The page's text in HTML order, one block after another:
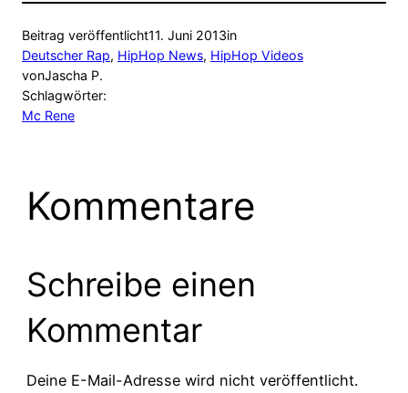
Beitrag veröffentlicht11. Juni 2013in
Deutscher Rap, HipHop News, HipHop Videos
vonJascha P.
Schlagwörter:
Mc Rene
Kommentare
Schreibe einen
Kommentar
Deine E-Mail-Adresse wird nicht veröffentlicht.